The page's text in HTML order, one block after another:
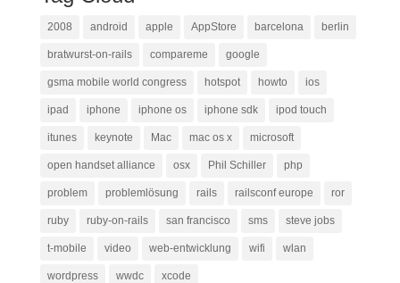
2008 android apple AppStore barcelona berlin
bratwurst-on-rails compareme google
gsma mobile world congress hotspot howto ios
ipad iphone iphone os iphone sdk ipod touch
itunes keynote Mac mac os x microsoft
open handset alliance osx Phil Schiller php
problem problemlösung rails railsconf europe ror
ruby ruby-on-rails san francisco sms steve jobs
t-mobile video web-entwicklung wifi wlan
wordpress wwdc xcode